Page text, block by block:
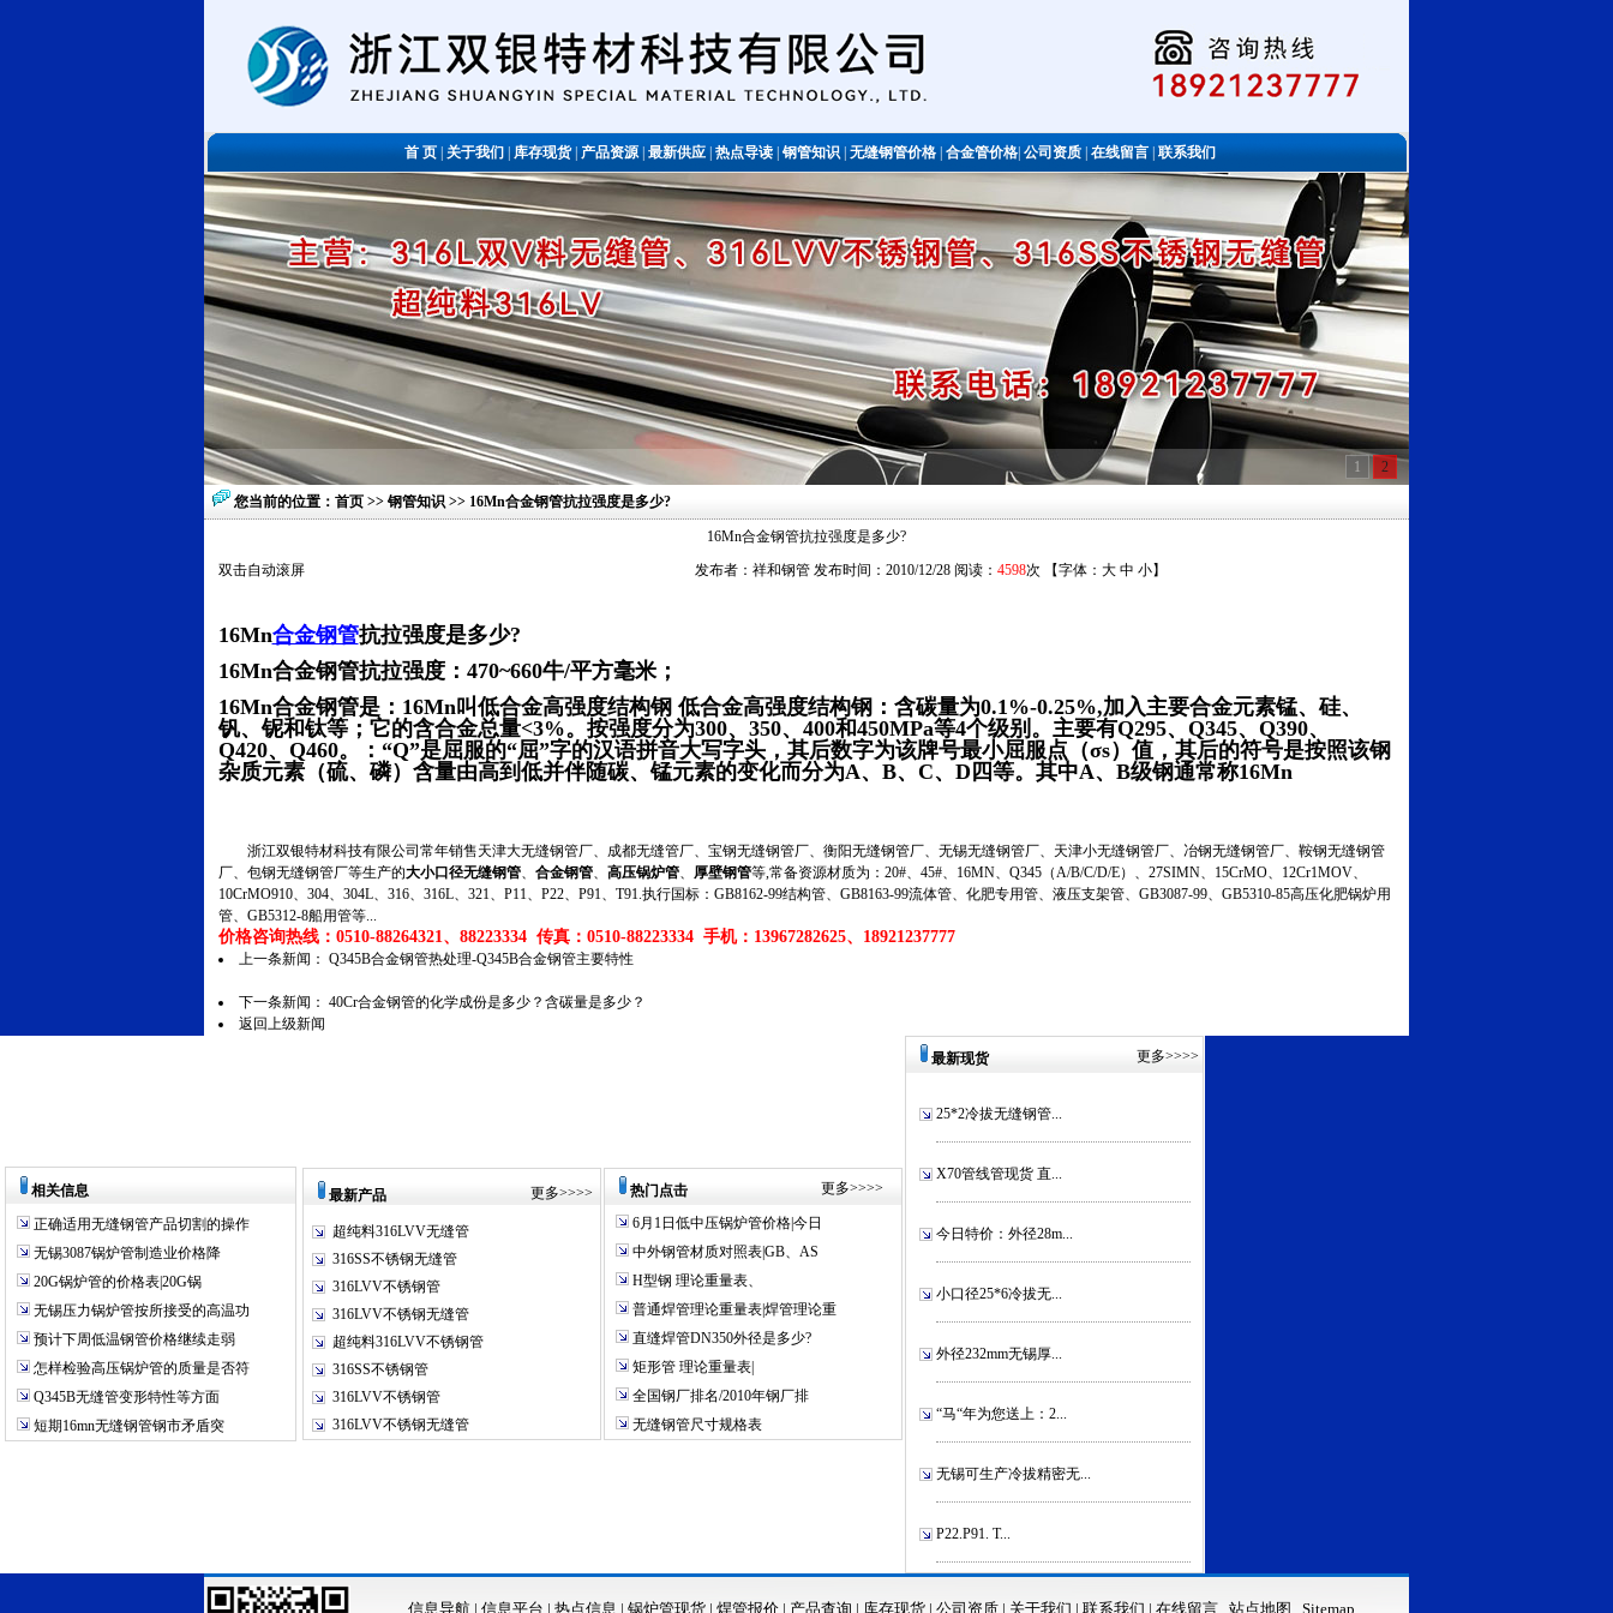
首 页关于我们库存现货|产品资源|最新供应|热点导读钢管知识无缝钢管价格合金管价格公司资质在线留言|联系我们
不锈钢管 1 2
您当前的位置： 首页 >> 钢管知识 >> 16Mn合金钢管抗拉强度是多少?
16Mn合金钢管抗拉强度是多少?
双击自动滚屏
发布者：祥和钢管 发布时间：2010/12/28 阅读： 4598次 【字体： 大 中 小】
16Mn合金钢管抗拉强度是多少?
16Mn合金钢管抗拉强度：470~660牛/平方毫米；
16Mn合金钢管是：16Mn叫低合金高强度结构钢 低合金高强度结构钢：含碳量为0.1%-0.25%,加入主要合金元素锰、硅、
钒、铌和钛等；它的含合金总量<3%。按强度分为300、350、400和450MPa等4个级别。主要有Q295、Q345、Q390、
Q420、Q460。：“Q”是屈服的“屈”字的汉语拼音大写字头，其后数字为该牌号最小屈服点（σs）值，其后的符号是按照该钢
杂质元素（硫、磷）含量由高到低并伴随碳、锰元素的变化而分为A、B、C、D四等。其中A、B级钢通常称16Mn
浙江双银特材科技有限公司常年销售天津大无缝钢管厂、成都无缝管厂、宝钢无缝钢管厂、衡阳无缝钢管厂、无锡无缝钢管厂、天津小无缝钢管厂、冶钢无缝钢管厂、鞍钢无缝钢管
厂、包钢无缝钢管厂等生产的大小口径无缝钢管、 合金钢管、 高压锅炉管、 厚壁钢管等,常备资源材质为：20#、45#、16MN、Q345（A/B/C/D/E）、27SIMN、15CrMO、12Cr1MOV、
10CrMO910、304、304L、316、316L、321、P11、P22、P91、T91.执行国标：GB8162-99结构管、GB8163-99流体管、化肥专用管、液压支架管、GB3087-99、GB5310-85高压化肥锅炉用
管、GB5312-8船用管等...
价格咨询热线：0510-88264321、88223334 传真：0510-88223334 手机：13967282625、18921237777
上一条新闻： Q345B合金钢管热处理-Q345B合金钢管主要特性
下一条新闻： 40Cr合金钢管的化学成份是多少？含碳量是多少？
返回上级新闻
相关信息
正确适用无缝钢管产品切割的操作
无锡3087锅炉管制造业价格降
20G锅炉管的价格表|20G锅
无锡压力锅炉管按所接受的高温功
预计下周低温钢管价格继续走弱
怎样检验高压锅炉管的质量是否符
Q345B无缝管变形特性等方面
短期16mn无缝钢管钢市矛盾突
最新产品 更多>>>>
超纯料316LVV无缝管
316SS不锈钢无缝管
316LVV不锈钢管
316LVV不锈钢无缝管
超纯料316LVV不锈钢管
316SS不锈钢管
316LVV不锈钢管
316LVV不锈钢无缝管
热门点击 更多>>>>
6月1日低中压锅炉管价格|今日
中外钢管材质对照表|GB、AS
H型钢 理论重量表、
普通焊管理论重量表|焊管理论重
直缝焊管DN350外径是多少?
矩形管 理论重量表|
全国钢厂排名/2010年钢厂排
无缝钢管尺寸规格表
最新现货 更多>>>>
25*2冷拔无缝钢管...
X70管线管现货 直...
今日特价：外径28m...
小口径25*6冷拔无...
外径232mm无锡厚...
“马“年为您送上：2...
无锡可生产冷拔精密无...
P22.P91. T...
信息导航 | 信息平台 | 热点信息 | 锅炉管现货 | 焊管报价| 产品查询 | 库存现货 | 公司资质 | 关于我们 | 联系我们 | 在线留言 站点地图 Sitemap